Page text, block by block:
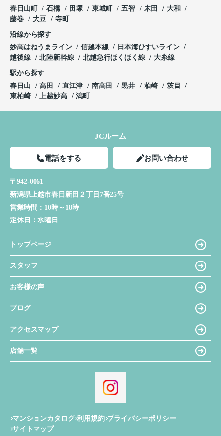
春日山町
石橋 田塚 東城町 五智 木田
大和
藤巻
大豆 寺町
沿線から探す
妙高はねうまライン
信越本線
日本海ひすいライン
越後線
北陸新幹線 北越急行ほくほく線 大糸線
駅から探す
春日山
高田 直江津 南高田 黒井 柏崎
茨目
東柏崎
上越妙高 潟町
JCルーム
電話をする お問い合わせ
〒942-0061
新潟県上越市春日新田２丁目7番25号
営業時間： 10時～18時
定休日： 水曜日
トップページ
スタッフ
お客様の声
ブログ
アクセスマップ
店舗一覧
マンションカタログ 利用規約 プライバシーポリシー
サイトマップ